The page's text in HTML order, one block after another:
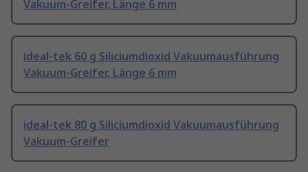
Vakuum-Greifer, Länge 6 mm
ideal-tek 60 g Siliciumdioxid Vakuumausführung
Vakuum-Greifer, Länge 6 mm
ideal-tek 80 g Siliciumdioxid Vakuumausführung
Vakuum-Greifer